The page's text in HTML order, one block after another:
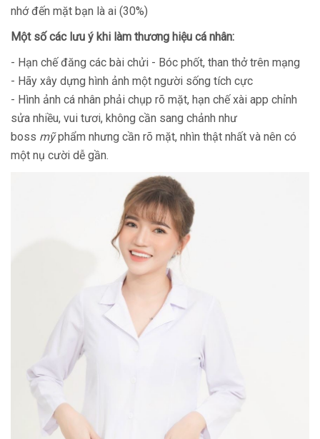
nhớ đến mặt bạn là ai (30%)
Một số các lưu ý khi làm thương hiệu cá nhân:
- Hạn chế đăng các bài chửi - Bóc phốt, than thở trên mạng
- Hãy xây dựng hình ảnh một người sống tích cực
- Hình ảnh cá nhân phải chụp rõ mặt, hạn chế xài app chỉnh
sửa nhiều, vui tươi, không cần sang chảnh như
boss mỹphẩm nhưng cần rõ mặt, nhìn thật nhất và nên có
một nụ cười dễ gần.